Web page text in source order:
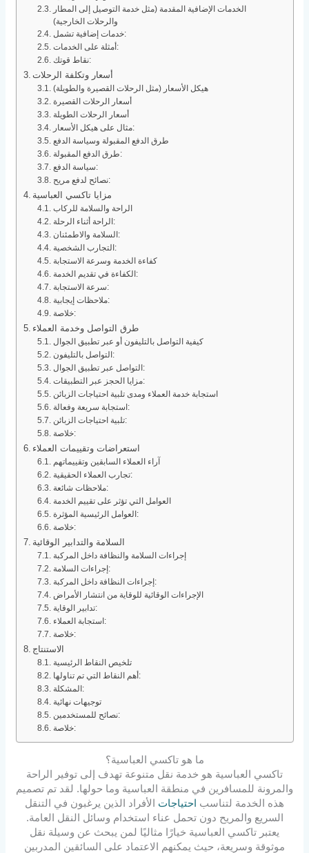
الخدمات الإضافية المقدمة (مثل خدمة التوصيل إلى المطار
والرحلات الخارجية)
خدمات إضافية تشمل:
أمثلة على الخدمات:
نقاط قوتك:
أسعار وتكلفة الرحلات
هيكل الأسعار (مثل الرحلات القصيرة والطويلة)
أسعار الرحلات القصيرة
أسعار الرحلات الطويلة
مثال على هيكل الأسعار:
طرق الدفع المقبولة وسياسة الدفع
طرق الدفع المقبولة:
سياسة الدفع:
نصائح لدفع مريح:
مزايا تاكسي العباسية
الراحة والسلامة للركاب
الراحة أثناء الرحلة:
السلامة والاطمئنان:
التجارب الشخصية:
كفاءة الخدمة وسرعة الاستجابة
الكفاءة في تقديم الخدمة:
سرعة الاستجابة:
ملاحظات إيجابية:
خلاصة:
طرق التواصل وخدمة العملاء
كيفية التواصل بالتليفون أو عبر تطبيق الجوال
التواصل بالتليفون:
التواصل عبر تطبيق الجوال:
مزايا الحجز عبر التطبيقات:
استجابة خدمة العملاء ومدى تلبية احتياجات الزبائن
استجابة سريعة وفعالة:
تلبية احتياجات الزبائن:
خلاصة:
استعراضات وتقييمات العملاء
آراء العملاء السابقين وتقييماتهم
تجارب العملاء الحقيقية:
ملاحظات شائعة:
العوامل التي تؤثر على تقييم الخدمة
العوامل الرئيسية المؤثرة:
خلاصة:
السلامة والتدابير الوقائية
إجراءات السلامة والنظافة داخل المركبة
إجراءات السلامة:
إجراءات النظافة داخل المركبة:
الإجراءات الوقائية للوقاية من انتشار الأمراض
تدابير الوقاية:
استجابة العملاء:
خلاصة:
الاستنتاج
تلخيص النقاط الرئيسية
أهم النقاط التي تم تناولها:
المشكلة:
توجيهات نهائية
نصائح للمستخدمين:
خلاصة:
ما هو تاكسي العباسية؟
تاكسي العباسية هو خدمة نقل متنوعة تهدف إلى توفير الراحة
والمرونة للمسافرين في منطقة العباسية وما حولها. لقد تم تصميم
هذه الخدمة لتناسب احتياجات الأفراد الذين يرغبون في التنقل
السريع والمريح دون تحمل عناء استخدام وسائل النقل العامة.
يعتبر تاكسي العباسية خيارًا مثاليًا لمن يبحث عن وسيلة نقل
موثوقة وسريعة، حيث يمكنهم الاعتماد على السائقين المدربين